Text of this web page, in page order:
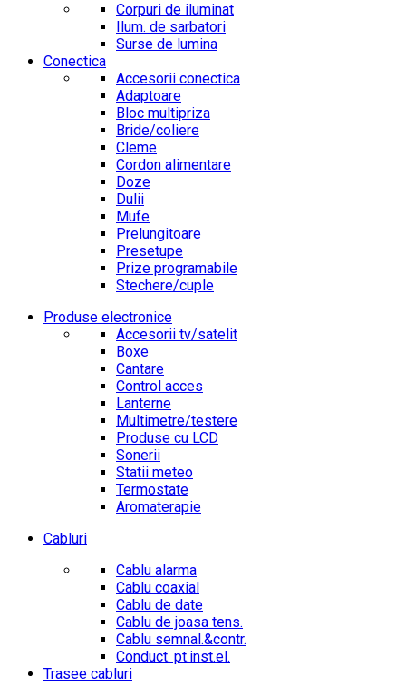
Corpuri de iluminat
Ilum. de sarbatori
Surse de lumina
Conectica
Accesorii conectica
Adaptoare
Bloc multipriza
Bride/coliere
Cleme
Cordon alimentare
Doze
Dulii
Mufe
Prelungitoare
Presetupe
Prize programabile
Stechere/cuple
Produse electronice
Accesorii tv/satelit
Boxe
Cantare
Control acces
Lanterne
Multimetre/testere
Produse cu LCD
Sonerii
Statii meteo
Termostate
Aromaterapie
Cabluri
Cablu alarma
Cablu coaxial
Cablu de date
Cablu de joasa tens.
Cablu semnal.&contr.
Conduct. pt.inst.el.
Trasee cabluri